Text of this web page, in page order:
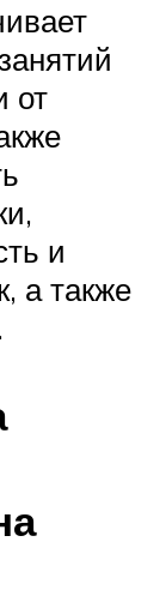
от
и
а также